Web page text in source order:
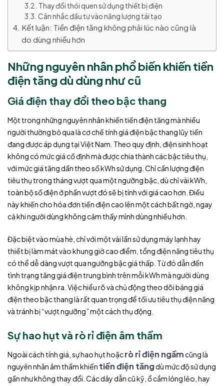
Thay đổi thói quen sử dụng thiết bị điện
Cân nhắc đầu tư vào năng lượng tái tạo
Kết luận: Tiền điện tăng không phải lúc nào cũng là
do dùng nhiều hơn
Những nguyên nhân phổ biến khiến tiền
điện tăng dù dùng như cũ
Giá điện thay đổi theo bậc thang
Một trong những nguyên nhân khiến tiền điện tăng mà nhiều
người thường bỏ qua là cơ chế tính giá điện bậc thang lũy tiến
đang được áp dụng tại Việt Nam. Theo quy định, điện sinh hoạt
không có mức giá cố định mà được chia thành các bậc tiêu thụ,
với mức giá tăng dần theo số kWh sử dụng. Chỉ cần lượng điện
tiêu thụ trong tháng vượt qua một ngưỡng bậc, dù chỉ vài kWh,
toàn bộ số điện ở phần vượt đó sẽ bị tính với giá cao hơn. Điều
này khiến cho hóa đơn tiền điện cao lên một cách bất ngờ, ngay
cả khi người dùng không cảm thấy mình dùng nhiều hơn.
Đặc biệt vào mùa hè, chỉ với một vài lần sử dụng máy lạnh hay
thiết bị làm mát vào khung giờ cao điểm, tổng điện năng tiêu thụ
có thể dễ dàng vượt qua ngưỡng bậc giá thấp. Từ đó dẫn đến
tình trạng tăng giá điện trung bình trên mỗi kWh mà người dùng
không kịp nhận ra. Việc hiểu rõ và chủ động theo dõi bảng giá
điện theo bậc thang là rất quan trọng để tối ưu tiêu thụ điện năng
và tránh bị “vượt ngưỡng” một cách thụ động.
Sự hao hụt và rò rỉ điện âm thầm
Ngoài cách tính giá, sự hao hụt hoặcrò rỉ điện ngầmcũng là
nguyên nhân âm thầm khiến tiền điện tăngdù mức độ sử dụng
gần như không thay đổi. Các dây dẫn cũ kỹ, ổ cắm lỏng lẻo, hay